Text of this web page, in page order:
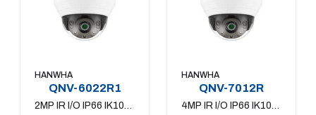
HANWHA
QNV-6022R1
2MP IR I/O IP66 IK10
HANWHA
QNV-7012R
4MP IR I/O IP66 IK10